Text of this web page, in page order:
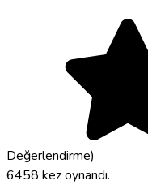
Değerlendirme)
6458 kez oynandı.